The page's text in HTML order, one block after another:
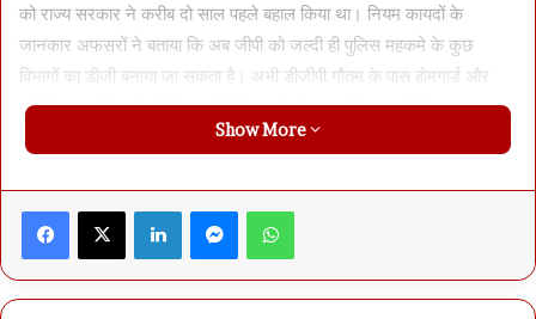
को राज्य सरकार ने करीब दो साल पहले बहाल किया था। नियम कायदों के
जानकार अफसरों ने बताया कि अब जीपी को जल्दी ही पुलिस महकमे के कुछ
विभागों का डीजी बनाया जा सकता है। अभी डीजीपी गौतम के पास होमगार्ड और
अभियोजन जैसे चार्ज भी हैं। चर्चा है कि इनमे से एकाध विभाग उन्हें दिया जा सकता
Show More
Facebook X LinkedIn